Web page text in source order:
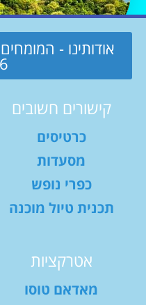
אודותינו -
קישורים חשובים
כרטיסים
מסעדות
כפרי נופש
תכנית טיול מוכנה
אטרקציות
מאדאם טוסו